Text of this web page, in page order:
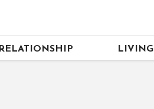
RELATIONSHIP LIVING